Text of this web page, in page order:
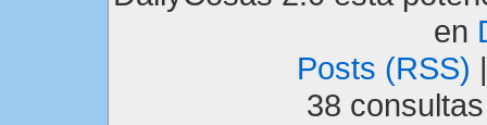
en
Posts (RSS)
38